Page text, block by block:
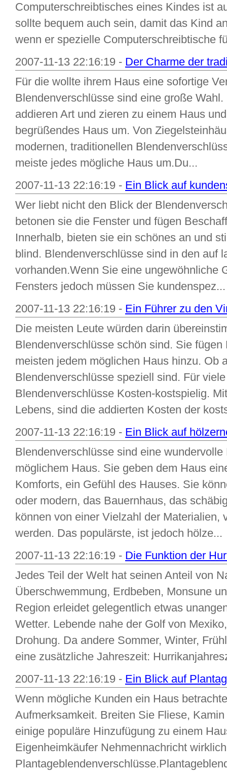
Computerschreibtisches eines Kindes ist
sollte bequem auch sein, damit das Kind
wenn er spezielle Computerschreibtische
2007-11-13 22:16:19 - Der Charme der
Für die wollte ihrem Haus eine sofortige
Blendenverschlüsse sind eine große
addieren Art und zieren zu einem Haus
begrüßendes Haus um. Von
modernen, traditionellen
meiste jedes mögliche Haus um.Du...
2007-11-13 22:16:19 - Ein Blick auf
Wer liebt nicht den Blick der
betonen sie die Fenster und fügen
Innerhalb, bieten sie ein schönes an und
blind. Blendenverschlüsse sind in den auf
vorhanden.Wenn Sie eine ungewöhnliche
Fensters jedoch müssen Sie kundenspez...
2007-11-13 22:16:19 - Ein Führer zu den
Die meisten Leute würden darin
Blendenverschlüsse schön sind. Sie
meisten jedem möglichen Haus hinzu. Ob
Blendenverschlüsse speziell sind. Für
Blendenverschlüsse Kosten-kostspielig.
Lebens, sind die addierten Kosten der
2007-11-13 22:16:19 - Ein Blick auf
Blendenverschlüsse sind eine
möglichem Haus. Sie geben dem Haus
Komforts, ein Gefühl des Hauses. Sie
oder modern, das Bauernhaus, das
können von einer Vielzahl der Materialien,
werden. Das populärste, ist jedoch hölze...
2007-11-13 22:16:19 - Die Funktion der
Jedes Teil der Welt hat seinen Anteil von
Überschwemmung, Erdbeben, Monsune
Region erleidet gelegentlich etwas
Wetter. Lebende nahe der Golf von
Drohung. Da andere Sommer, Winter,
eine zusätzliche Jahreszeit:
2007-11-13 22:16:19 - Ein Blick auf
Wenn mögliche Kunden ein Haus
Aufmerksamkeit. Breiten Sie Fliese,
einige populäre Hinzufügung zu einem
Eigenheimkäufer Nehmennachricht